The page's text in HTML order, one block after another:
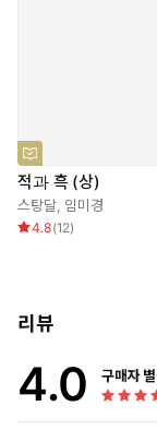
스탕달은 역사적 사
제를 쓰면서도 “내
말했다. 실제로 스
특별한 주목을 받지
조명받기 시작했다
벽에 부딪혀 파멸하
나 이런 주제는 근
급이 부와 지식을
해하면서, 다시 말
적과 흑 (상)
스탕달, 임미경
4.8(12)
리뷰
4.0 구매자